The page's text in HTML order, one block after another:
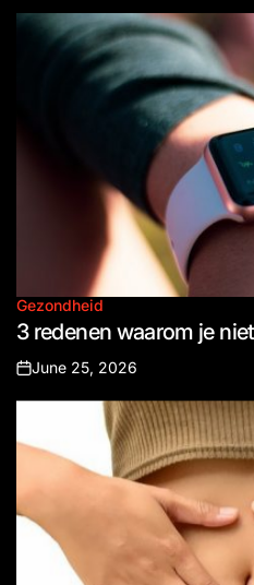
on
Posted
in
Gezondheid
3 redenen waarom je
Posted
on
June 25, 2026